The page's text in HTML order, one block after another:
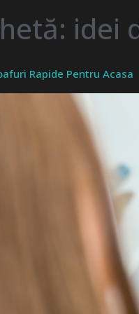
idei
Rapide Pentru Acasa